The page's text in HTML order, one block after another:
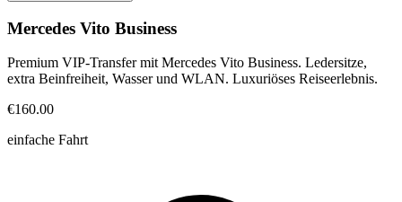
Mercedes Vito Business
Premium VIP-Transfer mit Mercedes Vito Business. Ledersitze,
extra Beinfreiheit, Wasser und WLAN. Luxuriöses Reiseerlebnis.
€160.00
einfache Fahrt